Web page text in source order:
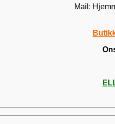
Mail: